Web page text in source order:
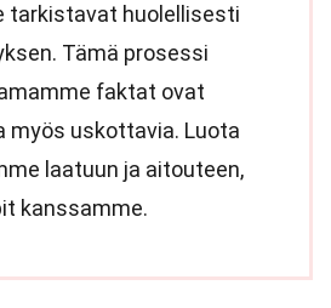
tarkistavat huolellisesti
Tämä prosessi
faktat ovat
myös uskottavia. Luota
laatuun ja aitouteen,
kanssamme.